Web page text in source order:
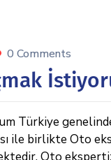
0 Comments
Türkiye
ile birlikte Oto